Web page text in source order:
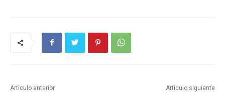
Artículo anterior Artículo siguiente